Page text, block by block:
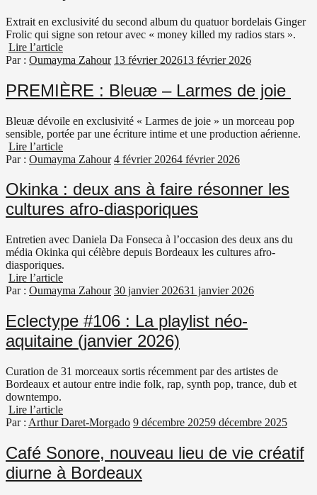
Extrait en exclusivité du second album du quatuor bordelais Ginger
Frolic qui signe son retour avec « money killed my radios stars ».
Lire l’article
Par : Oumayma Zahour 13 février 202613 février 2026
PREMIÈRE : Bleuæ – Larmes de joie
Bleuæ dévoile en exclusivité « Larmes de joie » un morceau pop
sensible, portée par une écriture intime et une production aérienne.
Lire l’article
Par : Oumayma Zahour 4 février 20264 février 2026
Okinka : deux ans à faire résonner les
cultures afro-diasporiques
Entretien avec Daniela Da Fonseca à l’occasion des deux ans du
média Okinka qui célèbre depuis Bordeaux les cultures afro-
diasporiques.
Lire l’article
Par : Oumayma Zahour 30 janvier 202631 janvier 2026
Eclectype #106 : La playlist néo-
aquitaine (janvier 2026)
Curation de 31 morceaux sortis récemment par des artistes de
Bordeaux et autour entre indie folk, rap, synth pop, trance, dub et
downtempo.
Lire l’article
Par : Arthur Daret-Morgado 9 décembre 20259 décembre 2025
Café Sonore, nouveau lieu de vie créatif
diurne à Bordeaux